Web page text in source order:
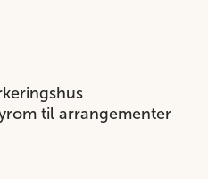
til arrangementer